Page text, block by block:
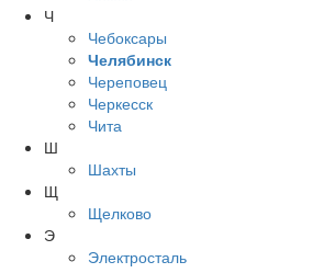
Ч
Чебоксары
Челябинск
Череповец
Черкесск
Чита
Ш
Шахты
Щ
Щелково
Э
Электросталь